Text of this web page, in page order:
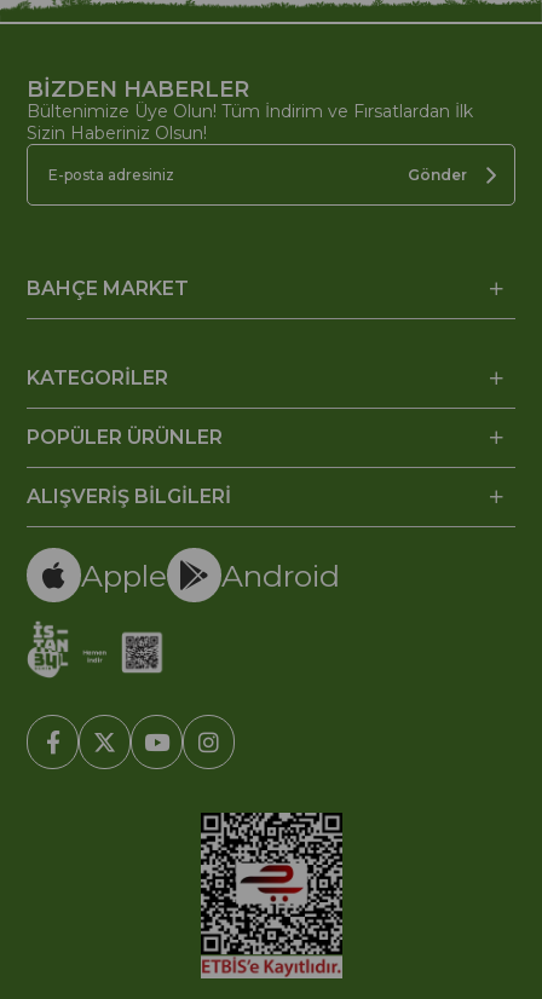
BİZDEN HABERLER
Bültenimize Üye Olun! Tüm İndirim ve Fırsatlardan İlk
Sizin Haberiniz Olsun!
Gönder
BAHÇE MARKET
KATEGORİLER
POPÜLER ÜRÜNLER
ALIŞVERİŞ BİLGİLERİ
Apple Android